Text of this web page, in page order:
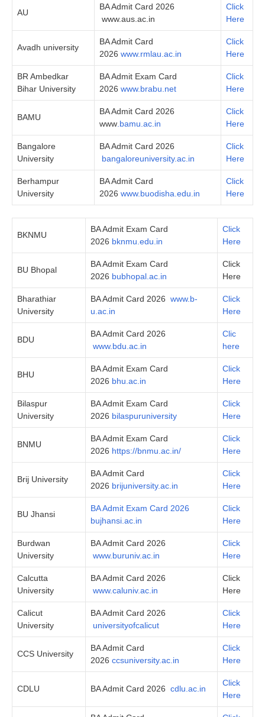
AU
BA Admit Card 2026
www.aus.ac.in
Click
Here
Avadh university
BA Admit Card
2026 www.rmlau.ac.in
Click
Here
BR Ambedkar
Bihar University
BA Admit Exam Card
2026 www.brabu.net
Click
Here
BAMU
BA Admit Card 2026
www .bamu.ac.in
Click
Here
Bangalore
University
BA Admit Card 2026
bangaloreuniversity.ac.in
Click
Here
Berhampur
University
BA Admit Card
2026 www.buodisha.edu.in
Click
Here
BKNMU
BA Admit Exam Card
2026 bknmu.edu.in
Click
Here
BU Bhopal
BA Admit Exam Card
2026 bubhopal.ac.in
Click
Here
Bharathiar
University
BA Admit Card 2026 www.b-
u.ac.in
Click
Here
BDU
BA Admit Card 2026
www.bdu.ac.in
Clic
here
BHU
BA Admit Exam Card
2026 bhu.ac.in
Click
Here
Bilaspur
University
BA Admit Exam Card
2026 bilaspuruniversity
Click
Here
BNMU
BA Admit Exam Card
2026 https://bnmu.ac.in/
Click
Here
Brij University
BA Admit Card
2026 brijuniversity.ac.in
Click
Here
BU Jhansi
BA Admit Exam Card 2026
bujhansi.ac.in
Click
Here
Burdwan
University
BA Admit Card 2026
www.buruniv.ac.in
Click
Here
Calcutta
University
BA Admit Card 2026
www.caluniv.ac.in
Click
Here
Calicut
University
BA Admit Card 2026
universityofcalicut
Click
Here
CCS University
BA Admit Card
2026 ccsuniversity.ac.in
Click
Here
CDLU BA Admit Card 2026 cdlu.ac.in
Click
Here